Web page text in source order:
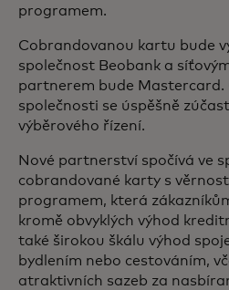
programem.
Cobrandovanou kartu bude
společnost Beobank a
partnerem bude Mastercard.
společnosti se úspěšně
výběrového řízení.
Nové partnerství spočívá ve
cobrandované karty s
programem, která
kromě obvyklých výhod
také širokou škálu výhod
bydlením nebo cestováním,
atraktivních sazeb za